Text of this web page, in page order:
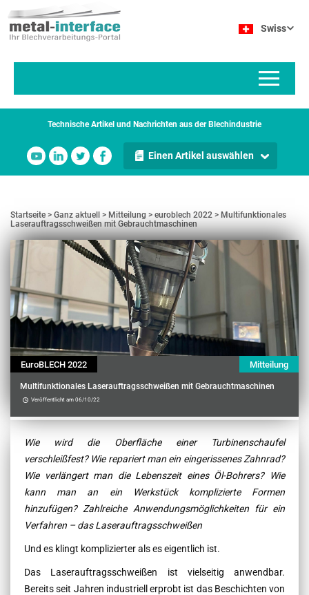
zum
Inhalt
Swiss
Technische Artikel und Nachrichten aus der Blechindustrie
Einen Artikel auswählen
Startseite Ganz aktuell Mitteilung euroblech 2022
Multifunktionales
Laserauftragsschweißen mit Gebrauchtmaschinen
EuroBLECH 2022 Mitteilung
Multifunktionales Laserauftragsschweißen mit Gebrauchtmaschinen
Veröffentlicht am 06/10/22
Contenu
Wie wird die Oberfläche einer Turbinenschaufel
verschleißfest? Wie repariert man ein eingerissenes Zahnrad?
Wie verlängert man die Lebenszeit eines Öl-Bohrers? Wie
kann man an ein Werkstück komplizierte Formen
hinzufügen? Zahlreiche Anwendungsmöglichkeiten für ein
Verfahren – das Laserauftragsschweißen
Und es klingt komplizierter als es eigentlich ist.
Das Laserauftragsschweißen ist vielseitig anwendbar.
Bereits seit Jahren industriell erprobt ist das Beschichten von